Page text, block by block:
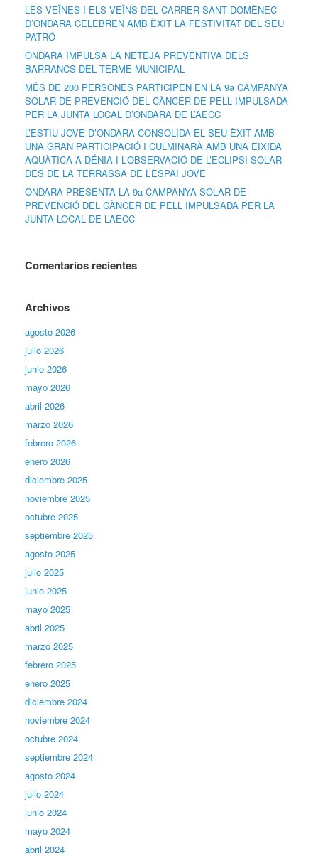
LES VEÏNES I ELS VEÏNS DEL CARRER SANT DOMÈNEC
D’ONDARA CELEBREN AMB ÈXIT LA FESTIVITAT DEL SEU
PATRÓ
ONDARA IMPULSA LA NETEJA PREVENTIVA DELS
BARRANCS DEL TERME MUNICIPAL
MÉS DE 200 PERSONES PARTICIPEN EN LA 9a CAMPANYA
SOLAR DE PREVENCIÓ DEL CÀNCER DE PELL IMPULSADA
PER LA JUNTA LOCAL D’ONDARA DE L’AECC
L’ESTIU JOVE D’ONDARA CONSOLIDA EL SEU ÈXIT AMB
UNA GRAN PARTICIPACIÓ I CULMINARÀ AMB UNA EIXIDA
AQUÀTICA A DÉNIA I L’OBSERVACIÓ DE L’ECLIPSI SOLAR
DES DE LA TERRASSA DE L’ESPAI JOVE
ONDARA PRESENTA LA 9a CAMPANYA SOLAR DE
PREVENCIÓ DEL CÀNCER DE PELL IMPULSADA PER LA
JUNTA LOCAL DE L’AECC
Comentarios recientes
Archivos
agosto 2026
julio 2026
junio 2026
mayo 2026
abril 2026
marzo 2026
febrero 2026
enero 2026
diciembre 2025
noviembre 2025
octubre 2025
septiembre 2025
agosto 2025
julio 2025
junio 2025
mayo 2025
abril 2025
marzo 2025
febrero 2025
enero 2025
diciembre 2024
noviembre 2024
octubre 2024
septiembre 2024
agosto 2024
julio 2024
junio 2024
mayo 2024
abril 2024